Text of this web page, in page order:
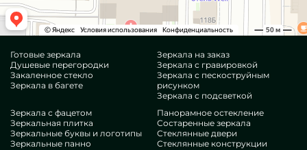
Готовые зеркала
Душевые перегородки
Закаленное стекло
Зеркала в багете
Зеркала на заказ
Зеркала с гравировкой
Зеркала с пескоструйным
рисунком
Зеркала с подсветкой
Зеркала с фацетом
Зеркальная плитка
Зеркальные буквы и логотипы
Зеркальные панно
Панорамное остекление
Состаренные зеркала
Стеклянные двери
Стеклянные конструкции